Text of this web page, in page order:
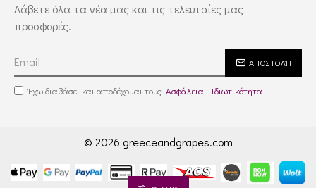
Λάβετε όλα τα νέα μας και τις τελευταίες μας
προσφορές.
ΑΠΟΣΤΟΛΉ
Έχω διαβάσει και αποδέχομαι τους Ασφάλεια - Ιδιωτικότητα
© 2026 greeceandgrapes.com